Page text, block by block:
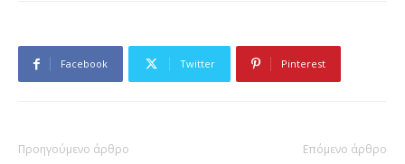
Facebook Twitter Pinterest
Προηγούμενο άρθρο Επόμενο άρθρο